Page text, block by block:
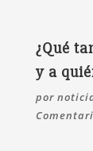
¿Qué
y a
por